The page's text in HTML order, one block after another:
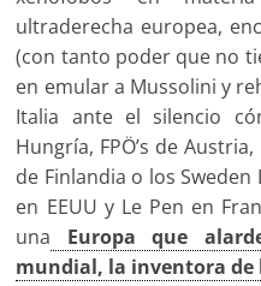
ultraderecha europea,
(con tanto poder que no
en emular a Mussolini y
Italia ante el silencio
Hungría, FPÖ’s de
de Finlandia o los
en EEUU y Le Pen en
una
Europa que
mundial, la inventora de